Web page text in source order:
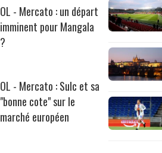
OL - Mercato : un départ
imminent pour Mangala
?
OL - Mercato : Sulc et sa
"bonne cote" sur le
marché européen